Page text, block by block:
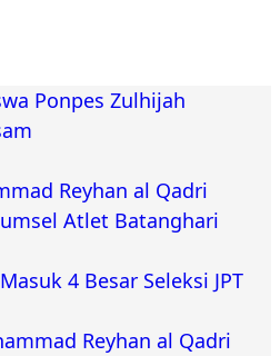
Ponpes Zulhijah
Reyhan al Qadri
Atlet Batanghari
4 Besar Seleksi JPT
Reyhan al Qadri